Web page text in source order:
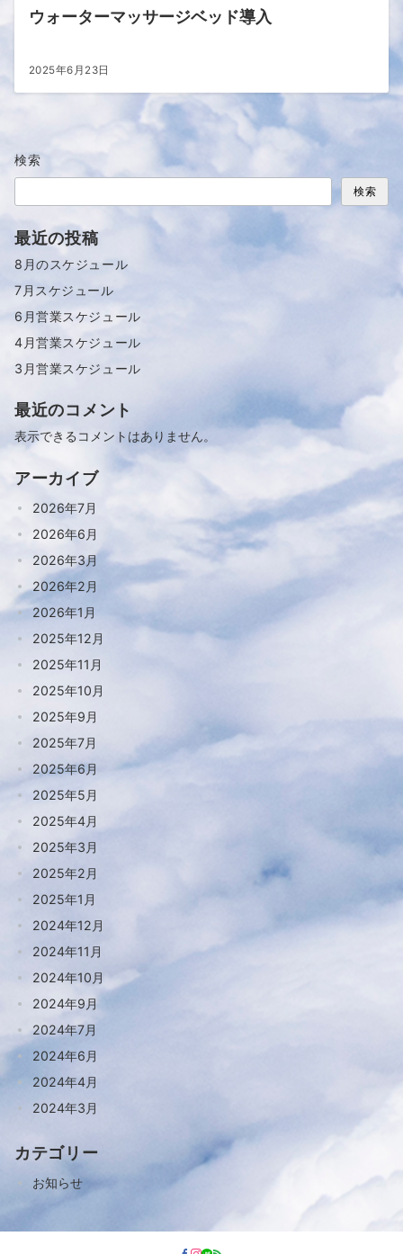
ウォーターマッサージベッド導入
2025年6月23日
検索
検索
最近の投稿
8月のスケジュール
7月スケジュール
6月営業スケジュール
4月営業スケジュール
3月営業スケジュール
最近のコメント
表示できるコメントはありません。
アーカイブ
2026年7月
2026年6月
2026年3月
2026年2月
2026年1月
2025年12月
2025年11月
2025年10月
2025年9月
2025年7月
2025年6月
2025年5月
2025年4月
2025年3月
2025年2月
2025年1月
2024年12月
2024年11月
2024年10月
2024年9月
2024年7月
2024年6月
2024年4月
2024年3月
カテゴリー
お知らせ